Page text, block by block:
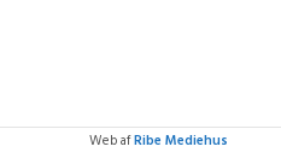
Web afRibe Mediehus